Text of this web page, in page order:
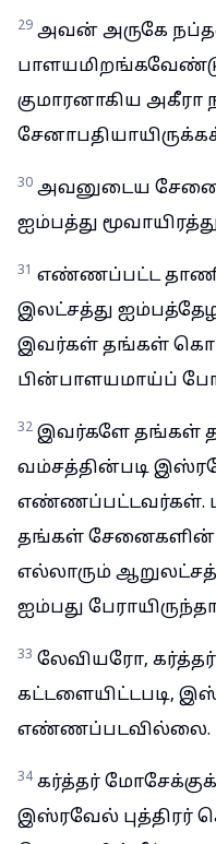
29 அவன் அருகே
குமாரனாகிய அகீரா
30 அவனுடைய
ஐம்பத்து
31 எண்ணப்பட்ட
இலட்சத்து
இவர்கள் தங்கள்
பின்பாளயமாய்ப்
32 இவர்களே தங்கள்
வம்சத்தின்படி
எண்ணப்பட்டவர்கள்.
தங்கள்
எல்லாரும்
ஐம்பது
33 லேவியரோ,
கட்டளையிட்டபடி,
எண்ணப்படவில்லை.
34 கர்த்தர்
இஸ்ரவேல் புத்திரர்